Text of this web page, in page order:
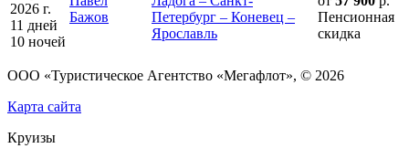
2026 г.
11 дней
10 ночей
Бажов
Петербург – Коневец –
Ярославль
Пенсионная
скидка
ООО «Туристическое Агентство «Мегафлот», © 2026
Карта сайта
Круизы